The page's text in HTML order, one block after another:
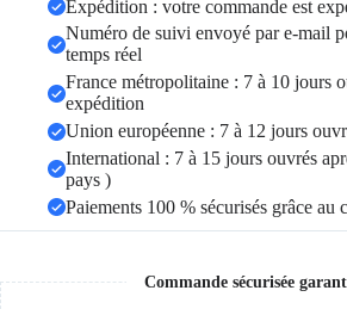
Expédition : votre commande est
Numéro de suivi envoyé par e-mail
temps réel
France métropolitaine : 7 à 10 jours
expédition
Union européenne : 7 à 12 jours
International : 7 à 15 jours ouvrés
pays )
Paiements 100 % sécurisés grâce au
Commande sécurisée